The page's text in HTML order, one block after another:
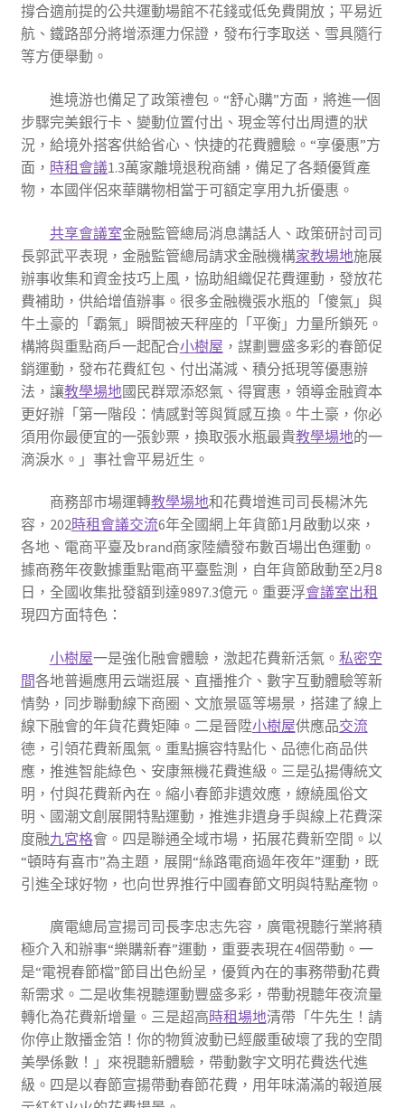
撐合適前提的公共運動場館不花錢或低免費開放；平易近
航、鐵路部分將增添運力保證，發布行李取送、雪具隨行
等方便舉動。
進境游也備足了政策禮包。“舒心購”方面，將進一個
步驟完美銀行卡、變動位置付出、現金等付出周遭的狀
況，給境外搭客供給省心、快捷的花費體驗。“享優惠”方
面， 時租會議1.3萬家離境退稅商舖，備足了各類優質產
物，本國伴侶來華購物相當于可額定享用九折優惠。
共享會議室金融監管總局消息講話人、政策研討司司
長郭武平表現，金融監管總局請求金融機構家教場地施展
辦事收集和資金技巧上風，協助組織促花費運動，發放花
費補助，供給增值辦事。很多金融機張水瓶的「傻氣」與
牛土豪的「霸氣」瞬間被天秤座的「平衡」力量所鎖死。
構將與重點商戶一起配合小樹屋 ，謀劃豐盛多彩的春節促
銷運動，發布花費紅包、付出滿減、積分抵現等優惠辦
法，讓教學場地國民群眾添怒氣、得實惠，領導金融資本
更好辦「第一階段：情感對等與質感互換。牛土豪，你必
須用你最便宜的一張鈔票，換取張水瓶最貴教學場地的一
滴淚水。」事社會平易近生。
商務部市場運轉教學場地和花費增進司司長楊沐先
容，202時租會議交流6年全國網上年貨節1月啟動以來，
各地、電商平臺及brand商家陸續發布數百場出色運動。
據商務年夜數據重點電商平臺監測，自年貨節啟動至2月8
日，全國收集批發額到達9897.3億元。重要浮會議室出租
現四方面特色：
小樹屋一是強化融會體驗，激起花費新活氣。 私密空
間各地普遍應用云端逛展、直播推介、數字互動體驗等新
情勢，同步聯動線下商圈、文旅景區等場景，搭建了線上
線下融會的年貨花費矩陣。二是晉陞小樹屋供應品交流
德，引領花費新風氣。重點擴容特點化、品德化商品供
應，推進智能綠色、安康無機花費進級。三是弘揚傳統文
明，付與花費新內在。縮小春節非遺效應，繚繞風俗文
明、國潮文創展開特點運動，推進非遺身手與線上花費深
度融九宮格會。四是聯通全域市場，拓展花費新空間。以
“頓時有喜市”為主題，展開“絲路電商過年夜年”運動，既
引進全球好物，也向世界推行中國春節文明與特點產物。
廣電總局宣揚司司長李忠志先容，廣電視聽行業將積
極介入和辦事“樂購新春”運動，重要表現在4個帶動。一
是“電視春節檔”節目出色紛呈，優質內在的事務帶動花費
新需求。二是收集視聽運動豐盛多彩，帶動視聽年夜流量
轉化為花費新增量。三是超高時租場地清帶「牛先生！請
你停止散播金箔！你的物質波動已經嚴重破壞了我的空間
美學係數！」來視聽新體驗，帶動數字文明花費迭代進
級。四是以春節宣揚帶動春節花費，用年味滿滿的報道展